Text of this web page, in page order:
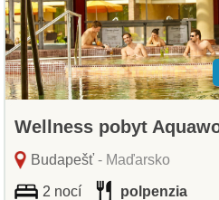
Wellness pobyt
Budapešť- Maďarsko
2 nocí polpenzia